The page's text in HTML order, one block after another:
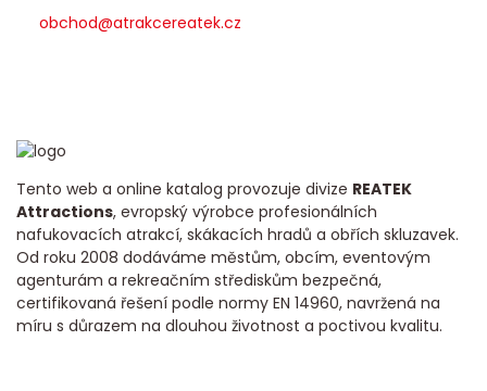
Tento web a online katalog provozuje divize REATEK
Attractions, evropský výrobce profesionálních
nafukovacích atrakcí, skákacích hradů a obřích skluzavek.
Od roku 2008 dodáváme městům, obcím, eventovým
agenturám a rekreačním střediskům bezpečná,
certifikovaná řešení podle normy EN 14960, navržená na
míru s důrazem na dlouhou životnost a poctivou kvalitu.
obchod@atrakcereatek.cz